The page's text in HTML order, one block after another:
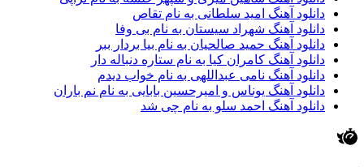
دانلود آهنگ امید سلطانی به نام تقاص
دانلود آهنگ شهراد سیستان به نام بی وفا
دانلود آهنگ حمید صالحیان به نام بیا بردار ببر
دانلود آهنگ کامران کیا به نام ستاره دنباله دار
دانلود آهنگ نامی عبداللهی به نام خواب دیدم
دانلود آهنگ یوناس و امیرحسین بابایی به نام نم باران
دانلود آهنگ احمد سلو به نام چی شد